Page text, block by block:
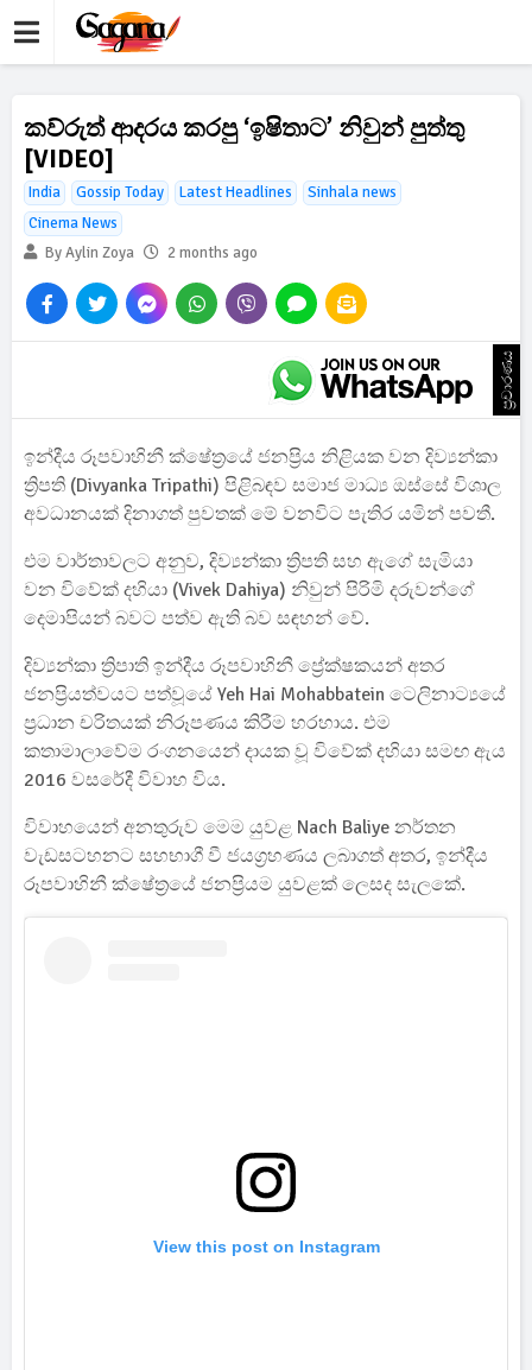
කව්රුත් ආදරය කරපු ‘ඉෂිතාට’ නිවුන් පුත්තු
[VIDEO]
India Gossip Today Latest Headlines
Sinhala news
Cinema News
By Aylin Zoya
2 months ago
ප්‍රචාරණය
ඉන්දීය රූපවාහිනී ක්ෂේත්‍රයේ ජනප්‍රිය නිළියක වන දිව්‍යන්කා
ත්‍රිපති (Divyanka Tripathi) පිළිබඳව සමාජ මාධ්‍ය ඔස්සේ විශාල
අවධානයක් දිනාගත් පුවතක් මේ වනවිට පැතිර යමින් පවතී.
එම වාර්තාවලට අනුව, දිව්‍යන්කා ත්‍රිපති සහ ඇගේ සැමියා
වන විවේක් දහියා (Vivek Dahiya) නිවුන් පිරිමි දරුවන්ගේ
දෙමාපියන් බවට පත්ව ඇති බව සඳහන් වේ.
දිව්‍යන්කා ත්‍රිපාති ඉන්දීය රූපවාහිනී ප්‍රේක්ෂකයන් අතර
ජනප්‍රියත්වයට පත්වූයේ Yeh Hai Mohabbatein ටෙලිනාට්‍යයේ
ප්‍රධාන චරිතයක් නිරූපණය කිරීම හරහාය. එම
කතාමාලාවේම රංගනයෙන් දායක වූ විවේක් දහියා සමඟ ඇය
2016 වසරේදී විවාහ විය.
විවාහයෙන් අනතුරුව මෙම යුවළ Nach Baliye නර්තන
වැඩසටහනට සහභාගී වී ජයග්‍රහණය ලබාගත් අතර, ඉන්දීය
රූපවාහිනී ක්ෂේත්‍රයේ ජනප්‍රියම යුවළක් ලෙසද සැලකේ.
View this post on Instagram